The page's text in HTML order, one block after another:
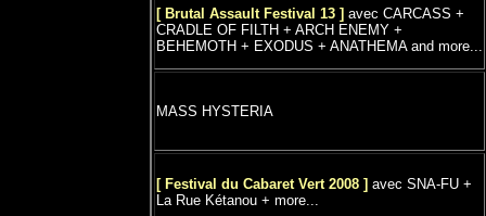
[ Brutal Assault Festival 13 ] avec CARCASS +
CRADLE OF FILTH + ARCH ENEMY +
BEHEMOTH + EXODUS + ANATHEMA and more...
MASS HYSTERIA
[ Festival du Cabaret Vert 2008 ] avec SNA-FU +
La Rue Kétanou + more...